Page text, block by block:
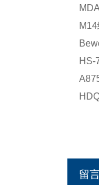
留